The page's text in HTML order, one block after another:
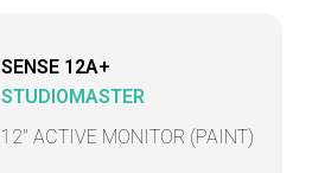
SENSE 12A+
STUDIOMASTER
12" ACTIVE MONITOR (PAINT)